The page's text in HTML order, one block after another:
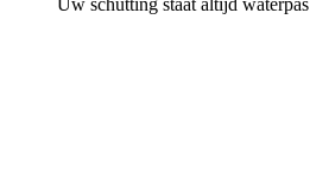
Uw schutting staat altijd waterpas